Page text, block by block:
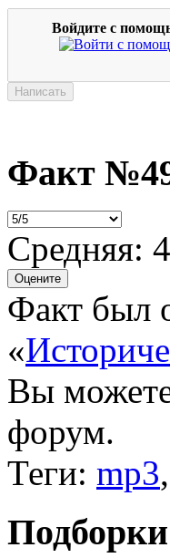
Войдите с
Факт
Средняя:
Факт был
«
Вы
форум.
Теги: mp3,